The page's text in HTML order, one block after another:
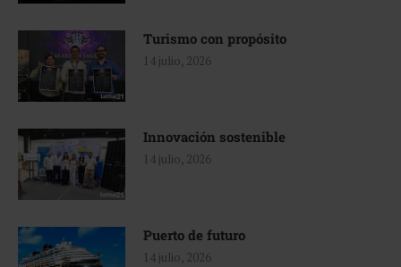
Turismo con propósito
14 julio, 2026
Innovación sostenible
14 julio, 2026
Puerto de futuro
14 julio, 2026